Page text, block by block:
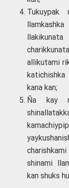
Tukuypak
allikutami
katichishka
kana kan;
Ña kay
shinami
kan shuks